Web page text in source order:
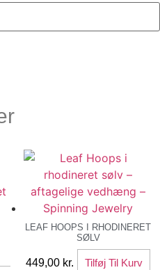
LEAF HOOPS I RHODINERET
SØLV
449,00 kr. Tilføj Til Kurv